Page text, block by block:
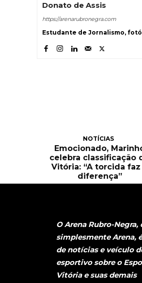
Donato de Assis
https://arenarubronegra.com
Estudante de Jornalismo,
NOTÍCIAS
Emocionado,
celebra classificação
Vitória: “A torcida faz
diferença”
O Arena Rubro-Negra,
simplesmente Arena,
de notícias e veículo
esportivo sobre o
Vitória e suas demais